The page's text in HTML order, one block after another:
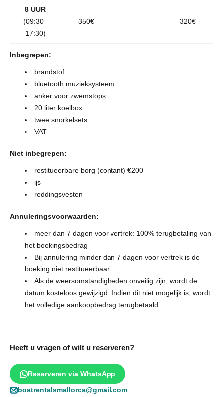
8 UUR
(09:30–
17:30)
350€ – 320€
Inbegrepen:
brandstof
bluetooth muzieksysteem
anker voor zwemstops
20 liter koelbox
twee snorkelsets
VAT
Niet inbegrepen:
restitueerbare borg (contant) €200
ijs
reddingsvesten
Annuleringsvoorwaarden:
meer dan 7 dagen voor vertrek: 100% terugbetaling van
het boekingsbedrag
Bij annulering minder dan 7 dagen voor vertrek is de
boeking niet restitueerbaar.
Als de weersomstandigheden onveilig zijn, wordt de
datum kosteloos gewijzigd. Indien dit niet mogelijk is, wordt
het volledige aankoopbedrag terugbetaald.
Heeft u vragen of wilt u reserveren?
Reserveren via WhatsApp
boatrentalsmallorca@gmail.com